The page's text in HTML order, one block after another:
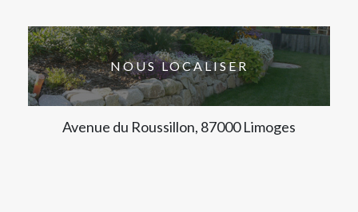
NOUS LOCALISER
Avenue du Roussillon, 87000 Limoges